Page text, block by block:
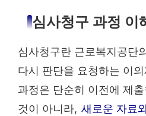
심사청구 과정 이
심사청구란 근로복지공단
다시 판단을 요청하는 이
과정은 단순히 이전에 제
것이 아니라, 새로운 자료